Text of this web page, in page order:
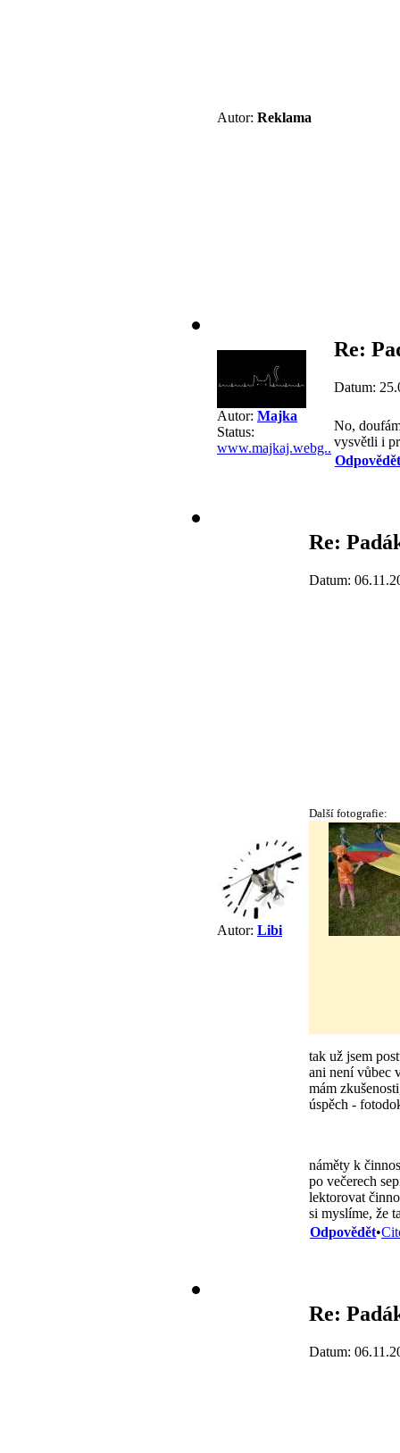
Autor: Reklama
Autor: Majka
Status:
www.majkaj.webg..
Re:
Datum:
No,
vysvětli i
Odpovědět
Autor: Libi
Re:
Datum:
Další fotografie:
tak už jsem
ani není vůbec
mám
úspěch -
náměty k
po večerech
lektorovat
si myslíme, že
Odpovědět•
Re:
Datum: